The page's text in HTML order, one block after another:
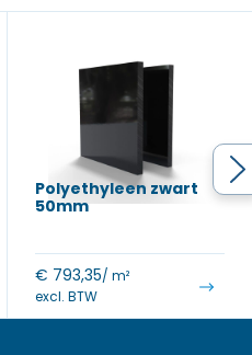
Polyethyleen zwart
50mm
€ 793,35/ m²
excl. BTW